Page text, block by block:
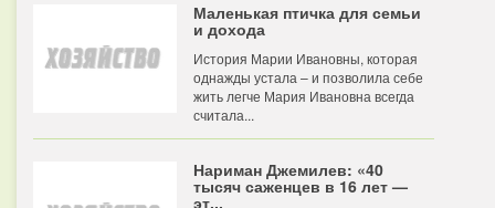
Маленькая птичка для семьи
и дохода
История Марии Ивановны, которая
однажды устала – и позволила себе
жить легче Мария Ивановна всегда
считала...
Нариман Джемилев: «40
тысяч саженцев в 16 лет —
эт...